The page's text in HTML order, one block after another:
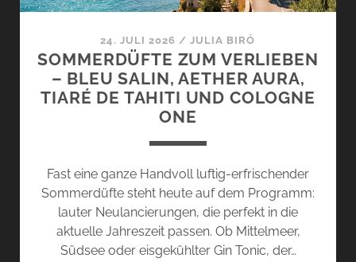
24. JULI 2026 /JULIA BIRÓ
SOMMERDÜFTE ZUM VERLIEBEN
– BLEU SALIN, AETHER AURA,
TIARÉ DE TAHITI UND COLOGNE
ONE
Fast eine ganze Handvoll luftig-erfrischender
Sommerdüfte steht heute auf dem Programm:
lauter Neulancierungen, die perfekt in die
aktuelle Jahreszeit passen. Ob Mittelmeer,
Südsee oder eisgekühlter Gin Tonic, der…